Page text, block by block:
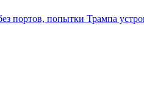
портов, попытки Трампа